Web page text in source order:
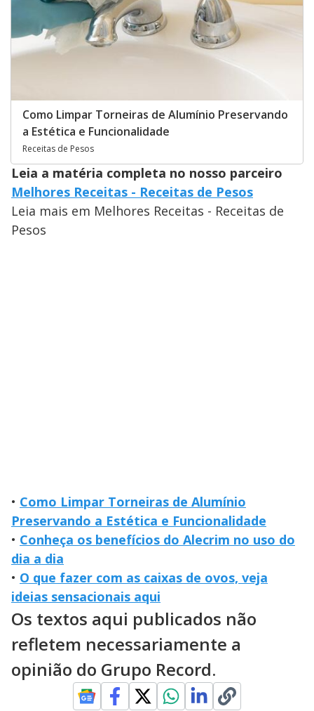
Como Limpar Torneiras de Alumínio Preservando
a Estética e Funcionalidade
Receitas de Pesos
Leia a matéria completa no nosso parceiro
Melhores Receitas - Receitas de Pesos
Leia mais em Melhores Receitas - Receitas de
Pesos
• Como Limpar Torneiras de Alumínio
Preservando a Estética e Funcionalidade
• Conheça os benefícios do Alecrim no uso do
dia a dia
• O que fazer com as caixas de ovos, veja
ideias sensacionais aqui
Os textos aqui publicados não
refletem necessariamente a
opinião do Grupo Record.